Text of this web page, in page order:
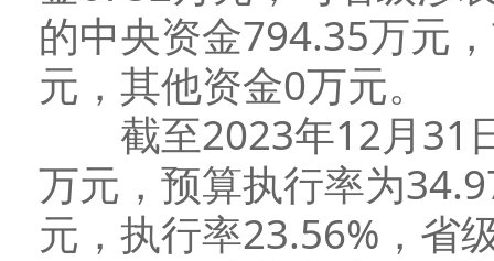
的中央资金794.35万元
元，其他资金0万元。
截至2023年12月31
万元，预算执行率为
元，执行率23.56%，省